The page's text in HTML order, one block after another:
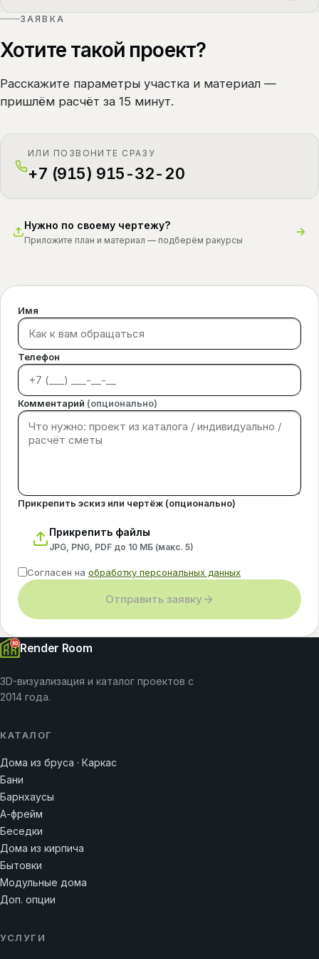
ЗАЯВКА
Хотите такой проект?
Расскажите параметры участка и материал —
пришлём расчёт за 15 минут.
ИЛИ ПОЗВОНИТЕ СРАЗУ
+7 (915) 915-32-20
Нужно по своему чертежу?
Приложите план и материал — подберём ракурсы
Имя
Телефон
Комментарий (опционально)
Прикрепить эскиз или чертёж (опционально)
Прикрепить файлы
JPG, PNG, PDF до 10 МБ (макс. 5)
Согласен на обработку персональных данных
Отправить заявку
Render Room
3D-визуализация и каталог проектов с
2014 года.
КАТАЛОГ
Дома из бруса · Каркас
Бани
Барнхаусы
А-фрейм
Беседки
Дома из кирпича
Бытовки
Модульные дома
Доп. опции
УСЛУГИ